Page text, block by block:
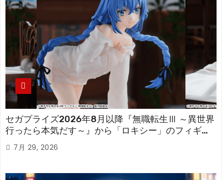
セガプライズ2026年8月以降『無職転生Ⅲ ～異世界
行ったら本気だす～』から「ロキシー」のフィギュ
アが登場！
7月 29, 2026